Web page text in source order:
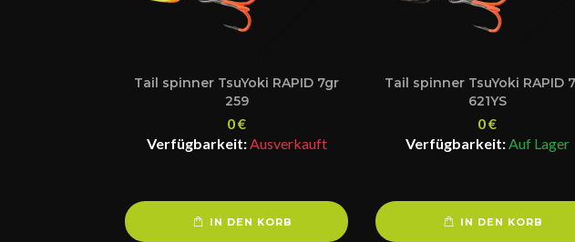
Tail spinner TsuYoki RAPID 7gr
259
0€
Verfügbarkeit: Ausverkauft
IN DEN KORB
Tail spinner TsuYoki RAPID
621YS
0€
Verfügbarkeit: Auf Lager
IN DEN KORB